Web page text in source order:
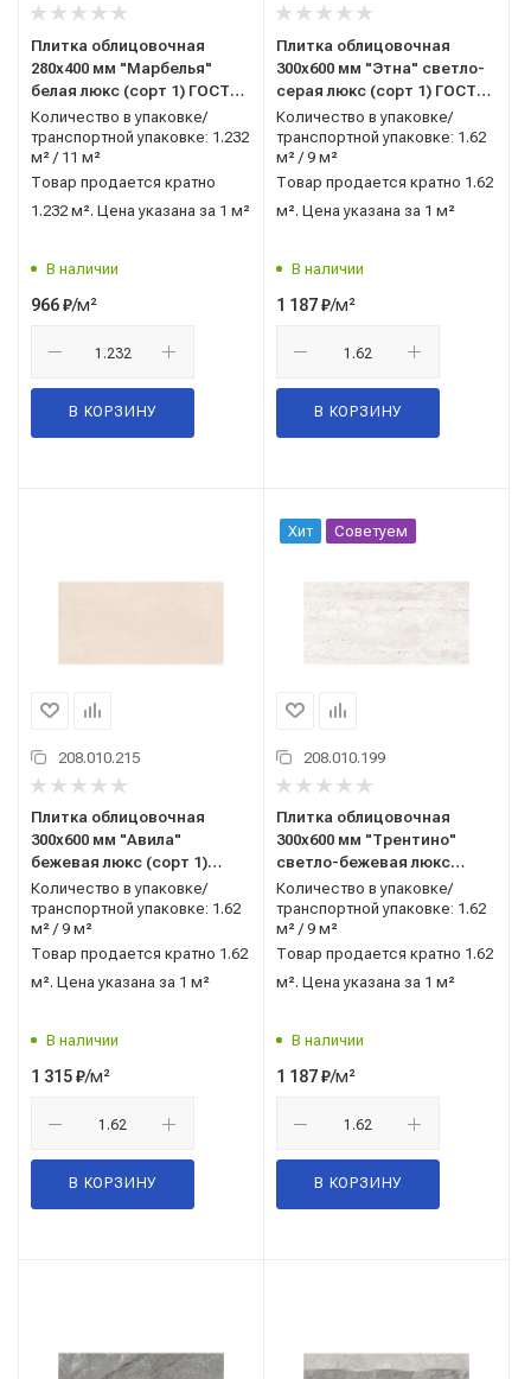
Плитка облицовочная
280x400 мм "Марбелья"
белая люкс (сорт 1) ГОСТ
13996-2019 AXIMA (Россия)
Количество в упаковке/
транспортной упаковке: 1.232
м² / 11 м²
Товар продается кратно
1.232 м². Цена указана за 1 м²
В наличии
966₽/м²
В КОРЗИНУ
Плитка облицовочная
300x600 мм "Этна" светло-
серая люкс (сорт 1) ГОСТ
13996-2019 AXIMA (Россия)
Количество в упаковке/
транспортной упаковке: 1.62
м² / 9 м²
Товар продается кратно 1.62
м². Цена указана за 1 м²
В наличии
1 187₽/м²
В КОРЗИНУ
208.010.215
Плитка облицовочная
300x600 мм "Авила"
бежевая люкс (сорт 1)
ГОСТ 13996-2019 AXIMA
(Россия)
Количество в упаковке/
транспортной упаковке: 1.62
м² / 9 м²
Товар продается кратно 1.62
м². Цена указана за 1 м²
В наличии
1 315₽/м²
В КОРЗИНУ
Хит Советуем
208.010.199
Плитка облицовочная
300x600 мм "Трентино"
светло-бежевая люкс
(сорт 1) ГОСТ 13996-2019
AXIMA (Россия)
Количество в упаковке/
транспортной упаковке: 1.62
м² / 9 м²
Товар продается кратно 1.62
м². Цена указана за 1 м²
В наличии
1 187₽/м²
В КОРЗИНУ